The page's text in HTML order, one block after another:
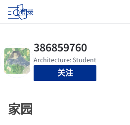
登录
关注
家园